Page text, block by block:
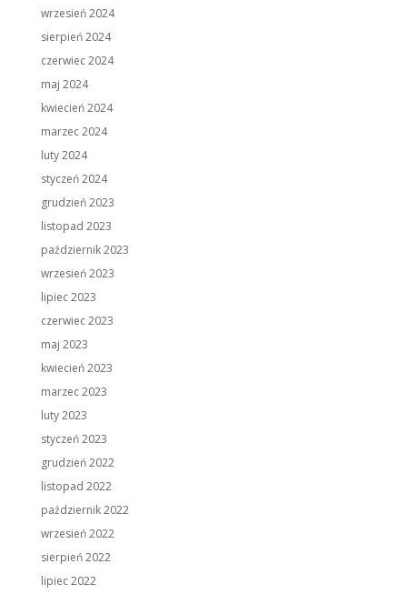
wrzesień 2024
sierpień 2024
czerwiec 2024
maj 2024
kwiecień 2024
marzec 2024
luty 2024
styczeń 2024
grudzień 2023
listopad 2023
październik 2023
wrzesień 2023
lipiec 2023
czerwiec 2023
maj 2023
kwiecień 2023
marzec 2023
luty 2023
styczeń 2023
grudzień 2022
listopad 2022
październik 2022
wrzesień 2022
sierpień 2022
lipiec 2022